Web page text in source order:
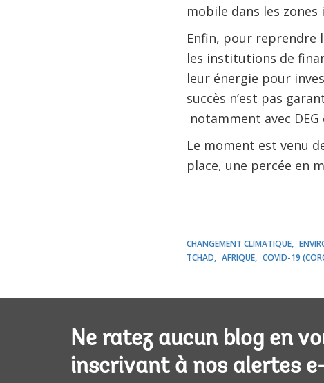
mobile dans les zones
Enfin, pour reprendre
les institutions de
leur énergie pour
succès n’est pas
notamment avec
Le moment est venu
place, une percée en
CHANGEMENT CLIMATIQUE
TCHAD
AFRIQUE COVID-19
Ne ratez aucun blog en
inscrivant à nos alertes